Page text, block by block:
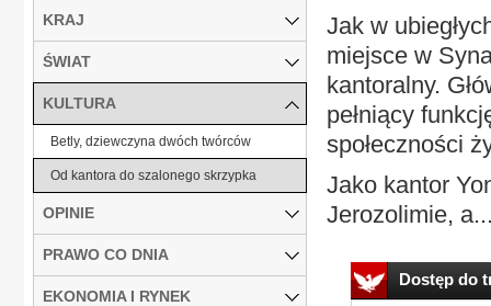
Jak w
miejsce w
kantoralny.
pełniący
społeczności
Jako kantor
Jerozolimie,
Dostęp do
KRAJ
ŚWIAT
KULTURA
Betly, dziewczyna dwóch twórców
Od kantora do szalonego skrzypka
OPINIE
PRAWO CO DNIA
EKONOMIA I RYNEK